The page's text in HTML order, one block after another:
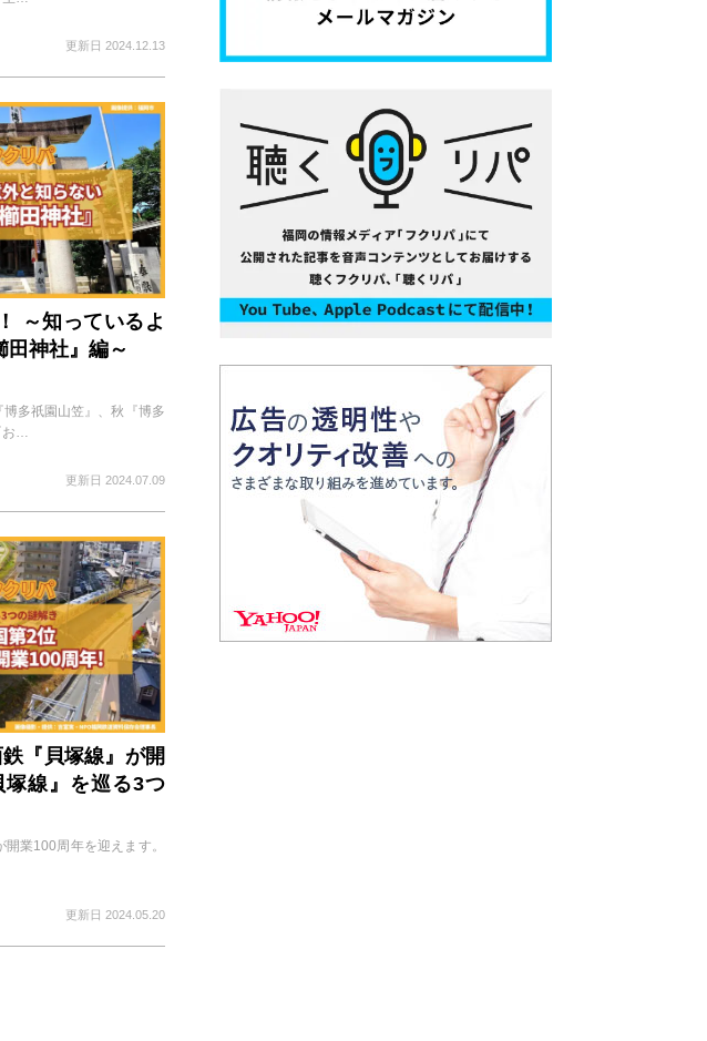
更新日 2024.12.13
～知っているよ
田神社』編～
多祇園山笠』、秋『博多
お…
更新日 2024.07.09
『貝塚線』が開
線』を巡る3つ
業100周年を迎えます。
更新日 2024.05.20